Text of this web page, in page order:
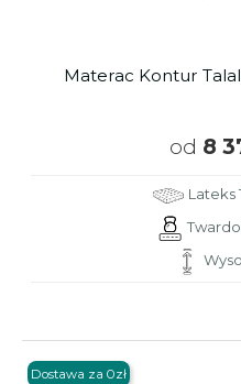
Materac Kontur
od 8
Lateks
Dostawa za 0zł